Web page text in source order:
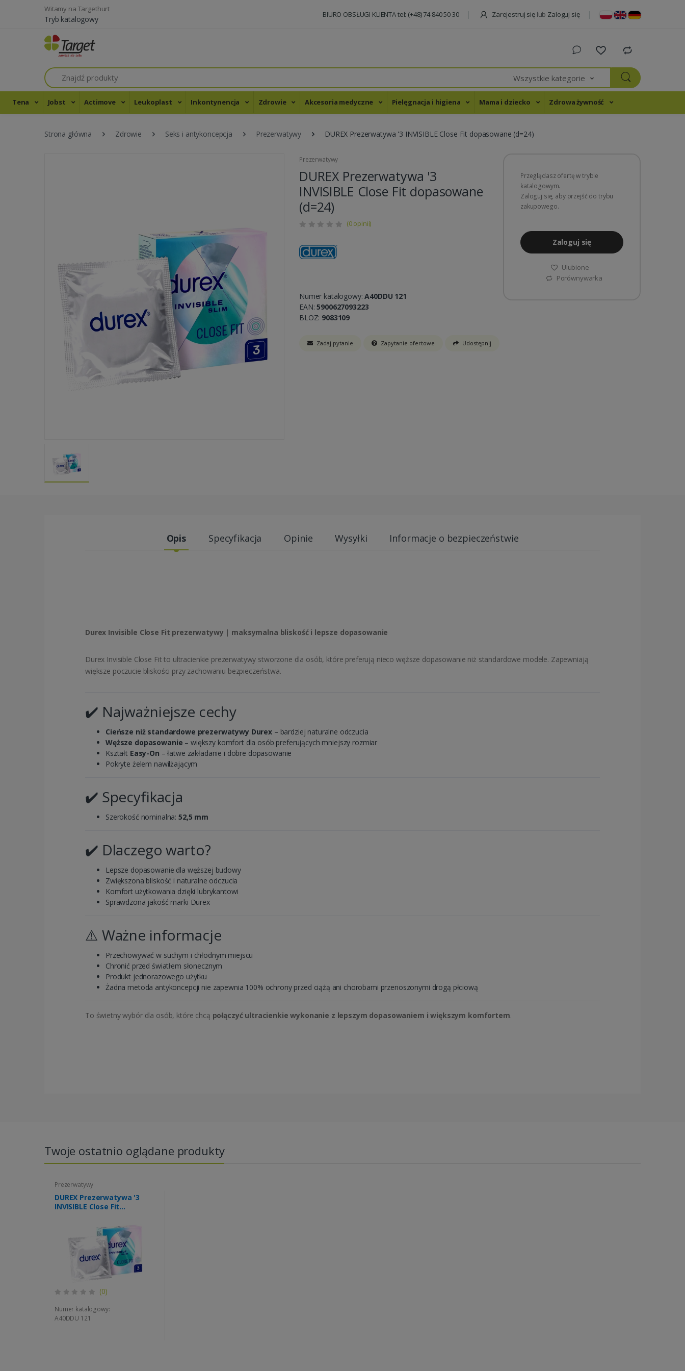
Witamy na Targethurt
Tryb katalogowy BIURO OBSŁUGI KLIENTA tel: (+48) 74 840 50 30 Zarejestruj się lub Zaloguj się
Szukaj
Wszystkie kategorie
Tena Jobst Actimove Leukoplast Inkontynencja Zdrowie Akcesoria medyczne Pielęgnacja i higiena Mama i dziecko Zdrowa żywność
Strona główna Zdrowie Seks i antykoncepcja Prezerwatywy DUREX Prezerwatywa '3 INVISIBLE Close Fit dopasowane (d=24)
Prezerwatywy
DUREX Prezerwatywa '3
INVISIBLE Close Fit dopasowane
(d=24)
(0 opinii)
Numer katalogowy:A40DDU 121
EAN:5900627093223
BLOZ: 9083109
Zadaj pytanie Zapytanie ofertowe Udostępnij
Przeglądasz ofertę w trybie
katalogowym.
Zaloguj się, aby przejść do trybu
zakupowego.
Zaloguj się
Ulubione
Porównywarka
Opis Specyfikacja Opinie Wysyłki Informacje o bezpieczeństwie
Durex Invisible Close Fit prezerwatywy | maksymalna bliskość i lepsze dopasowanie
Durex Invisible Close Fit to ultracienkie prezerwatywy stworzone dla osób, które preferują nieco węższe dopasowanie niż standardowe modele. Zapewniają
większe poczucie bliskości przy zachowaniu bezpieczeństwa.
✔️ Najważniejsze cechy
Cieńsze niż standardowe prezerwatywy Durex– bardziej naturalne odczucia
Węższe dopasowanie – większy komfort dla osób preferujących mniejszy rozmiar
Kształt Easy-On – łatwe zakładanie i dobre dopasowanie
Pokryte żelem nawilżającym
✔️ Specyfikacja
Szerokość nominalna: 52,5 mm
✔️ Dlaczego warto?
Lepsze dopasowanie dla węższej budowy
Zwiększona bliskość i naturalne odczucia
Komfort użytkowania dzięki lubrykantowi
Sprawdzona jakość marki Durex
⚠️ Ważne informacje
Przechowywać w suchym i chłodnym miejscu
Chronić przed światłem słonecznym
Produkt jednorazowego użytku
Żadna metoda antykoncepcji nie zapewnia 100% ochrony przed ciążą ani chorobami przenoszonymi drogą płciową
To świetny wybór dla osób, które chcą połączyć ultracienkie wykonanie z lepszym dopasowaniem i większym komfortem.
Twoje ostatnio oglądane produkty
Prezerwatywy
DUREX Prezerwatywa '3
INVISIBLE Close Fit
(0)
Numer katalogowy:
A40DDU 121